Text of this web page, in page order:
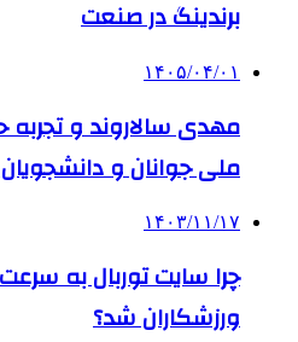
برندینگ در صنعت
۱۴۰۵/۰۴/۰۱
مهدی سالاروند و تجربه
ملی جوانان و دانشجویان
۱۴۰۳/۱۱/۱۷
چرا سایت توربال به
ورزشکاران شد؟